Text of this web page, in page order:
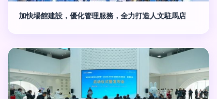
加快場館建設，優化管理服務，全力打造人文駐馬店